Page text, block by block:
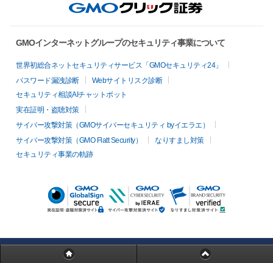
GMOインターネットグループのセキュリティ事業について
世界初総合ネットセキュリティサービス「GMOセキュリティ24」
パスワード漏洩診断
Webサイトリスク診断
セキュリティ相談AIチャットボット
実在証明・盗聴対策
サイバー攻撃対策（GMOサイバーセキュリティ byイエラエ）
サイバー攻撃対策（GMO Flatt Security）
なりすまし対策
セキュリティ事業の軌跡